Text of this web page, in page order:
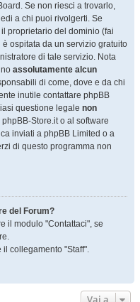
Se non riesci a trovarlo,
a chi puoi rivolgerti. Se
proprietario del dominio (fai
ospitata da un servizio gratuito
di tale servizio. Nota
assolutamente alcun
di come, dove e da chi
inutile contattare phpBB
questione legale non
Store.it o al software
inviati a phpBB Limited o a
di questo programma non
del Forum?
il modulo "Contattaci", se
il collegamento "Staff".
Vai a